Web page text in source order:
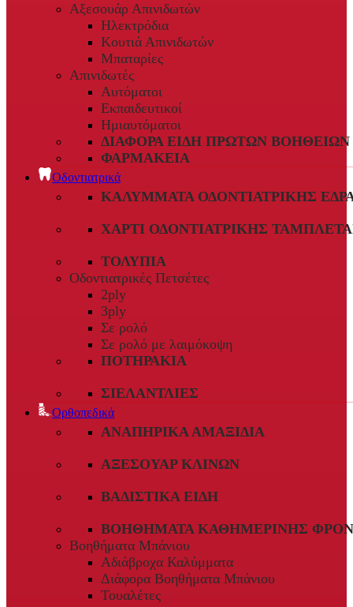
Αξεσουάρ Απινιδωτών
Ηλεκτρόδια
Κουτιά Απινιδωτών
Μπαταρίες
Απινιδωτές
Αυτόματοι
Εκπαιδευτικοί
Ημιαυτόματοι
ΔΙΆΦΟΡΑ ΕΊΔΗ ΠΡΏΤΩΝ ΒΟΗΘΕΙΏΝ
ΦΑΡΜΑΚΕΊΑ
Οδοντιατρικά
ΚΑΛΎΜΜΑΤΑ ΟΔΟΝΤΙΑΤΡΙΚΉΣ
ΧΑΡΤΊ ΟΔΟΝΤΙΑΤΡΙΚΉΣ
ΤΟΛΎΠΙΑ
Οδοντιατρικές Πετσέτες
2ply
3ply
Σε ρολό
Σε ρολό με λαιμόκοψη
ΠΟΤΗΡΆΚΙΑ
ΣΙΕΛΑΝΤΛΊΕΣ
Ορθοπεδικά
ΑΝΑΠΗΡΙΚΆ ΑΜΑΞΊΔΙΑ
ΑΞΕΣΟΥΆΡ ΚΛΙΝΏΝ
ΒΑΔΙΣΤΙΚΆ ΕΊΔΗ
ΒΟΗΘΉΜΑΤΑ ΚΑΘΗΜΕΡΙΝΉΣ
Βοηθήματα Μπάνιου
Αδιάβροχα Καλύμματα
Διάφορα Βοηθήματα Μπάνιου
Τουαλέτες